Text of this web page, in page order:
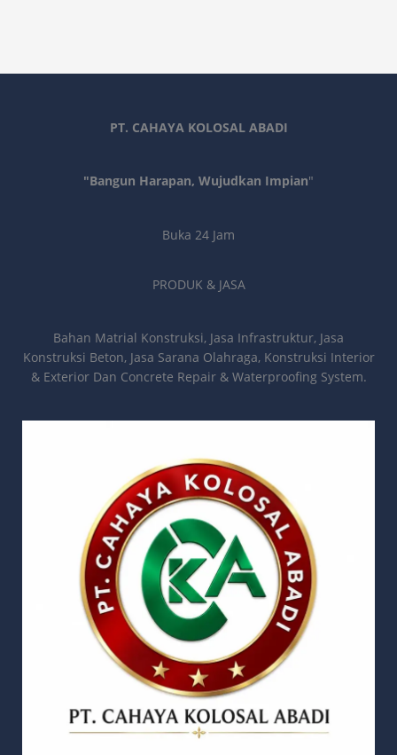
PT. CAHAYA KOLOSAL ABADI
"Bangun Harapan, Wujudkan Impian"
Buka 24 Jam
PRODUK & JASA
Bahan Matrial Konstruksi, Jasa Infrastruktur, Jasa
Konstruksi Beton, Jasa Sarana Olahraga, Konstruksi Interior
& Exterior Dan Concrete Repair & Waterproofing System.